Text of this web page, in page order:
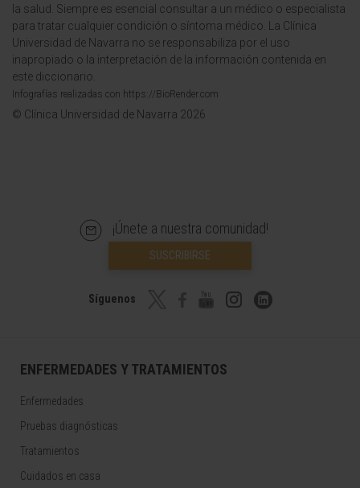
la salud. Siempre es esencial consultar a un médico o especialista
para tratar cualquier condición o síntoma médico. La Clínica
Universidad de Navarra no se responsabiliza por el uso
inapropiado o la interpretación de la información contenida en
este diccionario.
Infografías realizadas con https://BioRender.com
© Clínica Universidad de Navarra 2026
¡Únete a nuestra comunidad!
SUSCRIBIRSE
Síguenos
ENFERMEDADES Y TRATAMIENTOS
Enfermedades
Pruebas diagnósticas
Tratamientos
Cuidados en casa